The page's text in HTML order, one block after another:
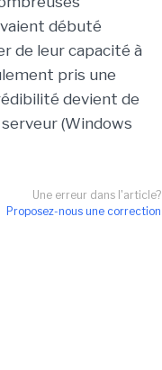
débuté
de leur capacité à
pris une
devient de
(Windows
Une erreur dans l'article?
Proposez-nous une correction